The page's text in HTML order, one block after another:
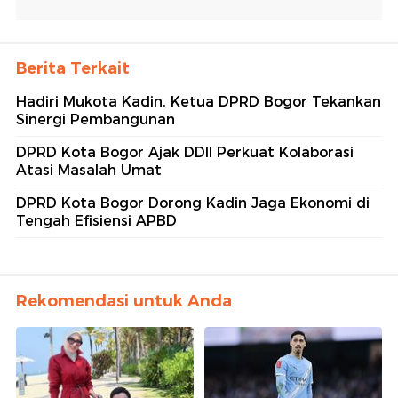
Berita Terkait
Hadiri Mukota Kadin, Ketua DPRD Bogor Tekankan
Sinergi Pembangunan
DPRD Kota Bogor Ajak DDII Perkuat Kolaborasi
Atasi Masalah Umat
DPRD Kota Bogor Dorong Kadin Jaga Ekonomi di
Tengah Efisiensi APBD
Rekomendasi untuk Anda